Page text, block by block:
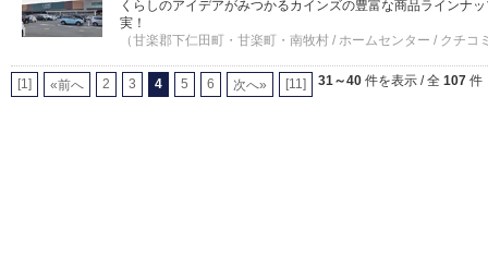
くらしのアイデアがみつかるカインズの豊富な商品ラインナ
実！
（甘楽郡下仁田町・甘楽町・南牧村 / ホームセンター / クチコ
[1] «前へ 2 3 4 5 6 次へ» [11] 31～40 件を表示 / 全 107 件